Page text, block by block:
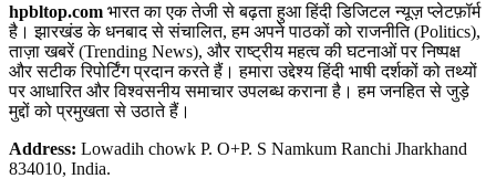
hpbltop.com भारत का एक तेजी से बढ़ता हुआ हिंदी डिजिटल न्यूज़ प्लेटफ़ॉर्म
है। झारखंड के धनबाद से संचालित, हम अपने पाठकों को राजनीति (Politics),
ताज़ा खबरें (Trending News), और राष्ट्रीय महत्व की घटनाओं पर निष्पक्ष
और सटीक रिपोर्टिंग प्रदान करते हैं। हमारा उद्देश्य हिंदी भाषी दर्शकों को तथ्यों
पर आधारित और विश्वसनीय समाचार उपलब्ध कराना है। हम जनहित से जुड़े
मुद्दों को प्रमुखता से उठाते हैं।
Address: Lowadih chowk P. O+P. S Namkum Ranchi Jharkhand
834010, India.